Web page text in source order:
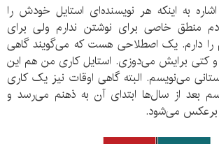
به اینکه هر نویسنده‌ای استایل خودش را
منطق خاصی برای نوشتن ندارم ولی برای
را دارم. یک اصطلاحی هست که می‌گویند گاهی
و کتی برایش می‌دوزی. استایل کاری من هم این
می‌نویسم. البته گاهی اوقات نیز یک کاری
بعد از سال‌ها ابتدای آن به ذهنم می‌رسد و
برعکس می‌شود.